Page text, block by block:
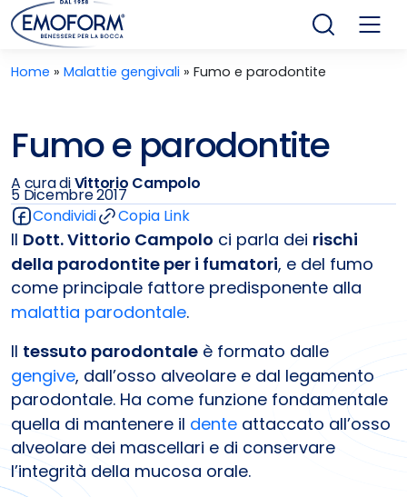
Home » Malattie gengivali » Fumo e parodontite
Fumo e parodontite
A cura diVittorio Campolo
5 Dicembre 2017
Condividi
Copia Link
Il Dott. Vittorio Campolo ci parla dei rischi
della parodontite per i fumatori, e del fumo
come principale fattore predisponente alla
malattia parodontale.
Il tessuto parodontale è formato dalle
gengive, dall’osso alveolare e dal legamento
parodontale. Ha come funzione fondamentale
quella di mantenere il dente attaccato all’osso
alveolare dei mascellari e di conservare
l’integrità della mucosa orale.